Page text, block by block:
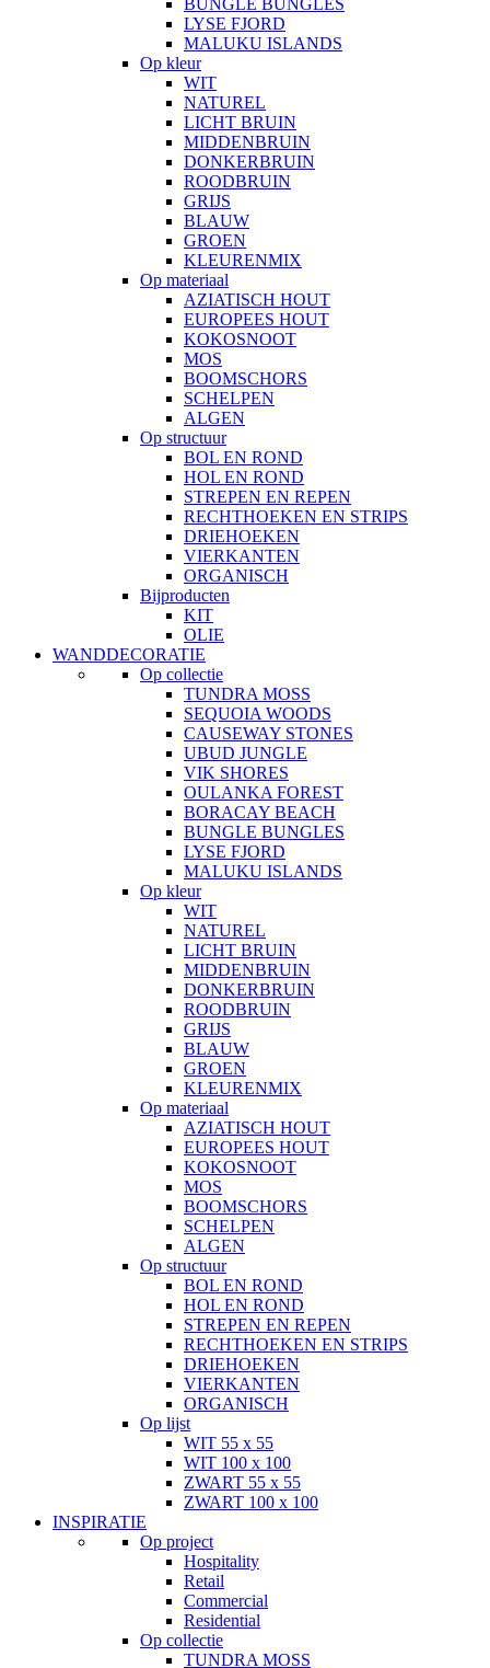
BUNGLE BUNGLES
LYSE FJORD
MALUKU ISLANDS
Op kleur
WIT
NATUREL
LICHT BRUIN
MIDDENBRUIN
DONKERBRUIN
ROODBRUIN
GRIJS
BLAUW
GROEN
KLEURENMIX
Op materiaal
AZIATISCH HOUT
EUROPEES HOUT
KOKOSNOOT
MOS
BOOMSCHORS
SCHELPEN
ALGEN
Op structuur
BOL EN ROND
HOL EN ROND
STREPEN EN REPEN
RECHTHOEKEN EN STRIPS
DRIEHOEKEN
VIERKANTEN
ORGANISCH
Bijproducten
KIT
OLIE
WANDDECORATIE
Op collectie
TUNDRA MOSS
SEQUOIA WOODS
CAUSEWAY STONES
UBUD JUNGLE
VIK SHORES
OULANKA FOREST
BORACAY BEACH
BUNGLE BUNGLES
LYSE FJORD
MALUKU ISLANDS
Op kleur
WIT
NATUREL
LICHT BRUIN
MIDDENBRUIN
DONKERBRUIN
ROODBRUIN
GRIJS
BLAUW
GROEN
KLEURENMIX
Op materiaal
AZIATISCH HOUT
EUROPEES HOUT
KOKOSNOOT
MOS
BOOMSCHORS
SCHELPEN
ALGEN
Op structuur
BOL EN ROND
HOL EN ROND
STREPEN EN REPEN
RECHTHOEKEN EN STRIPS
DRIEHOEKEN
VIERKANTEN
ORGANISCH
Op lijst
WIT 55 x 55
WIT 100 x 100
ZWART 55 x 55
ZWART 100 x 100
INSPIRATIE
Op project
Hospitality
Retail
Commercial
Residential
Op collectie
TUNDRA MOSS